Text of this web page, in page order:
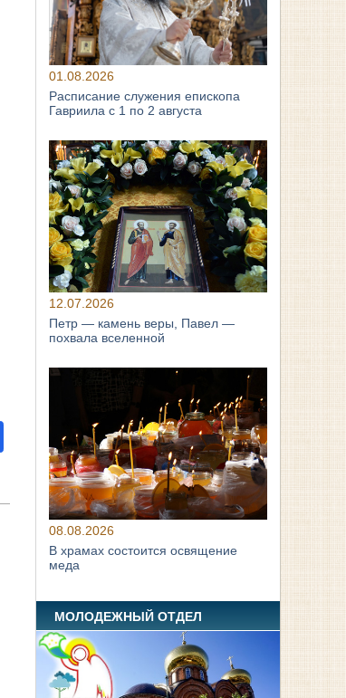
01.08.2026
Расписание служения епископа
Гавриила с 1 по 2 августа
12.07.2026
Петр — камень веры, Павел —
похвала вселенной
08.08.2026
В храмах состоится освящение
меда
МОЛОДЕЖНЫЙ ОТДЕЛ